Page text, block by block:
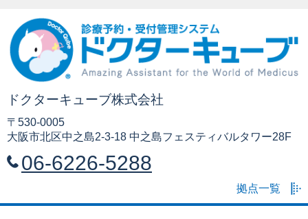
ドクターキューブ株式会社
〒530-0005
大阪市北区中之島2-3-18 中之島フェスティバルタワー28F
06-6226-5288
拠点一覧